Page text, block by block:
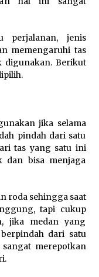
Percepat
Perorangan
Maluku Utara
Hukum
Hak
HUT
ke-81
Ternate
perjalanan, jenis
memengaruhi tas
digunakan. Berikut
jika selama
pindah dari satu
tas yang satu ini
dan bisa menjaga
roda sehingga saat
tapi cukup
jika medan yang
dari satu
merepotkan